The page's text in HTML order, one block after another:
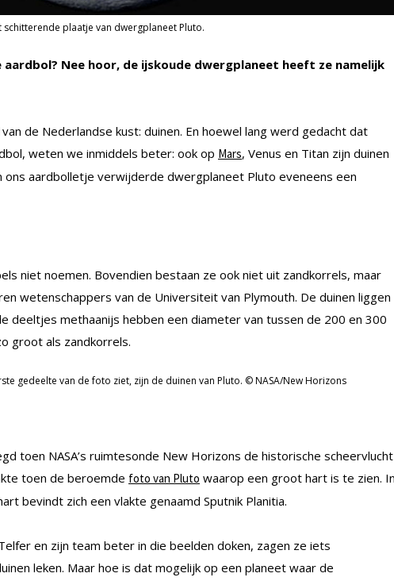
plaatje van dwergplaneet Pluto.
aardbol? Nee hoor, de ijskoude dwergplaneet heeft ze namelijk
de Nederlandse kust: duinen. En hoewel lang werd gedacht dat
weten we inmiddels beter: ook op Mars, Venus en Titan zijn duinen
ons aardbolletje verwijderde dwergplaneet Pluto eveneens een
niet noemen. Bovendien bestaan ze ook niet uit zandkorrels, maar
wetenschappers van de Universiteit van Plymouth. De duinen liggen
deeltjes methaanijs hebben een diameter van tussen de 200 en 300
groot als zandkorrels.
gedeelte van de foto ziet, zijn de duinen van Pluto. © NASA/New Horizons
toen NASA’s ruimtesonde New Horizons de historische scheervlucht
toen de beroemde foto van Pluto waarop een groot hart is te zien. In
bevindt zich een vlakte genaamd Sputnik Planitia.
en zijn team beter in die beelden doken, zagen ze iets
leken. Maar hoe is dat mogelijk op een planeet waar de